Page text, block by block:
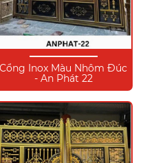
Cổng Inox Màu Nhôm Đúc
- An Phát 22